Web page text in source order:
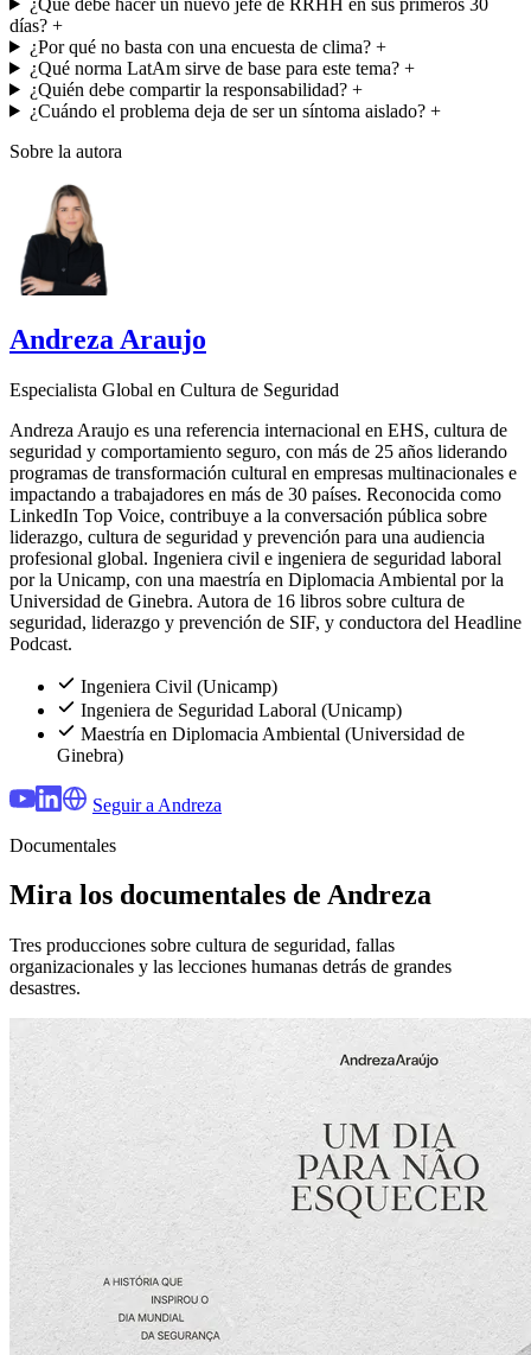
días? +
¿Por qué no basta con una encuesta de clima?+
¿Qué norma LatAm sirve de base para este tema?+
¿Quién debe compartir la responsabilidad?+
¿Cuándo el problema deja de ser un síntoma aislado?+
Sobre la autora
Andreza Araujo
Especialista Global en Cultura de Seguridad
Andreza Araujo es una referencia internacional en EHS, cultura de
seguridad y comportamiento seguro, con más de 25 años liderando
programas de transformación cultural en empresas multinacionales e
impactando a trabajadores en más de 30 países. Reconocida como
LinkedIn Top Voice, contribuye a la conversación pública sobre
liderazgo, cultura de seguridad y prevención para una audiencia
profesional global. Ingeniera civil e ingeniera de seguridad laboral
por la Unicamp, con una maestría en Diplomacia Ambiental por la
Universidad de Ginebra. Autora de 16 libros sobre cultura de
seguridad, liderazgo y prevención de SIF, y conductora del Headline
Podcast.
Ingeniera Civil (Unicamp)
Ingeniera de Seguridad Laboral (Unicamp)
Maestría en Diplomacia Ambiental (Universidad de
Ginebra)
Seguir a Andreza
Documentales
Mira los documentales de Andreza
Tres producciones sobre cultura de seguridad, fallas
organizacionales y las lecciones humanas detrás de grandes
desastres.